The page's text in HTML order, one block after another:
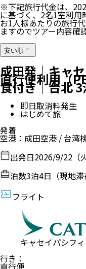
※下記旅行代金は、
に基づく、2名1室利用
お1人様あたりの旅行
ますのでツアー内容確
安い順
成田発｜キャ
直行便利用（
食付き｜台北
即日取消料発生
はじめて旅
発着
空港 ： 成田空港 /台湾
出発日2026/9/22（火
泊数3泊4日（現地滞
フライト
キャセイパシフ
行き ：
直行便